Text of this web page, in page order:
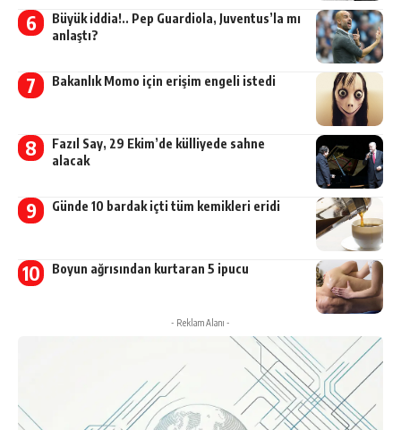
Büyük iddia!.. Pep Guardiola, Juventus’la mı
anlaştı?
Bakanlık Momo için erişim engeli istedi
Fazıl Say, 29 Ekim’de külliyede sahne
alacak
Günde 10 bardak içti tüm kemikleri eridi
Boyun ağrısından kurtaran 5 ipucu
- Reklam Alanı -